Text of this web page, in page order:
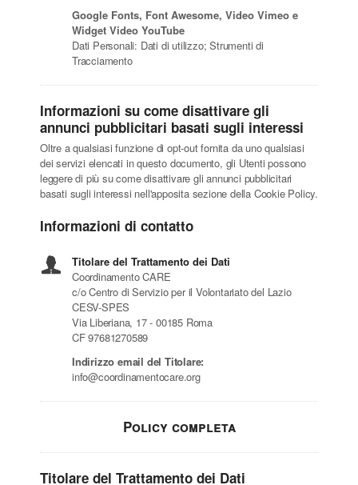
Google Fonts, Font Awesome, Video Vimeo e
Widget Video YouTube
Dati Personali: Dati di utilizzo; Strumenti di
Tracciamento
Informazioni su come disattivare gli
annunci pubblicitari basati sugli interessi
Oltre a qualsiasi funzione di opt-out fornita da uno qualsiasi
dei servizi elencati in questo documento, gli Utenti possono
leggere di più su come disattivare gli annunci pubblicitari
basati sugli interessi nell'apposita sezione della Cookie Policy.
Informazioni di contatto
Titolare del Trattamento dei Dati
Coordinamento CARE
c/o Centro di Servizio per il Volontariato del Lazio
CESV-SPES
Via Liberiana, 17 - 00185 Roma
CF 97681270589
Indirizzo email del Titolare:
info@coordinamentocare.org
Policy completa
Titolare del Trattamento dei Dati